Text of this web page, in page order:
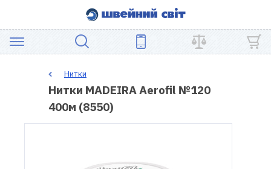
ШВЕЙНЕ
ОБЛАДНАННЯ
Нитки
Нитки MADEIRA Aerofil №120
400м (8550)